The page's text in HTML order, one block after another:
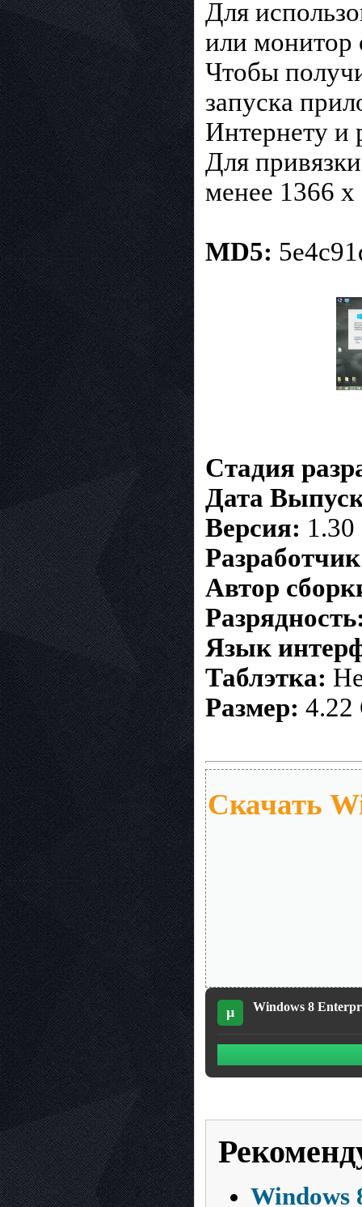
Для
или монитор
Чтобы
запуска
Интернету и
Для
менее 1366 x
MD5:
Стадия
Дата
Версия: 1.30
Автор
Язык
Таблэтка:
Размер: 4.22
Скачать
µ Windows 8
Windows